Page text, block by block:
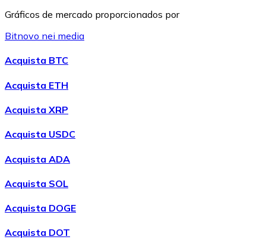
Litecoin
XRP
Gráficos de mercado proporcionados por
Bitnovo nei media
Acquista BTC
Acquista ETH
Acquista XRP
Acquista USDC
Acquista ADA
Acquista SOL
Acquista DOGE
Acquista DOT